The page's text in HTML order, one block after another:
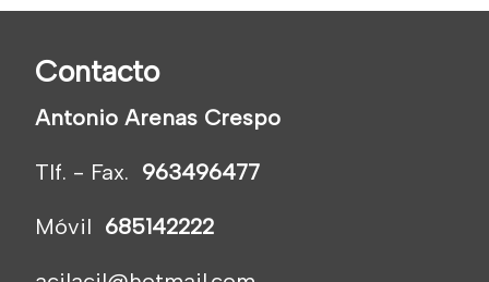
Contacto
Antonio Arenas Crespo
Tlf. - Fax. 963496477
Móvil 685142222